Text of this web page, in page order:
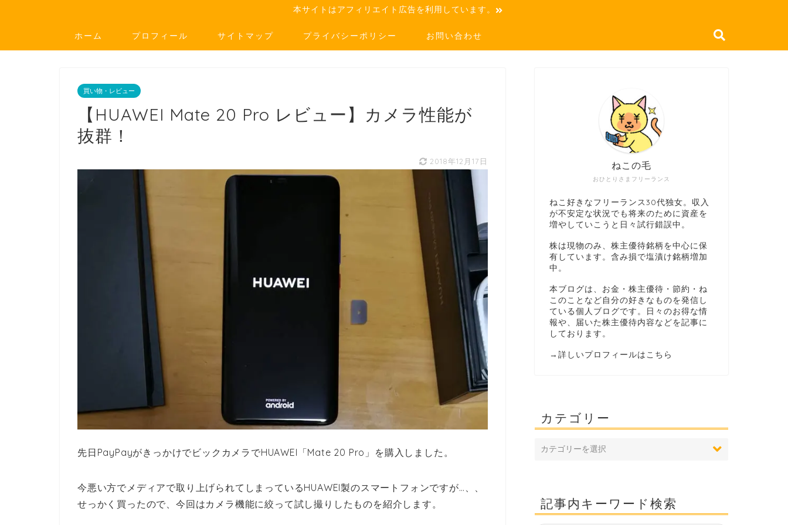
本サイトはアフィリエイト広告を利用しています。
ホーム プロフィール サイトマップ プライバシーポリシー お問い合わせ
買い物・レビュー
【HUAWEI Mate 20 Pro レビュー】カメラ性能が
抜群！
2018年12月17日
先日PayPayがきっかけでビックカメラでHUAWEI 「Mate 20 Pro」を購入しました。
今悪い方でメディアで取り上げられてしまっているHUAWEI製のスマートフォンですが…、、
せっかく買ったので、今回はカメラ機能に絞って試し撮りしたものを紹介します。
おひとりさまフリーランス
ねこの毛
ねこ好きなフリーランス30代独女。収入
が不安定な状況でも将来のために資産を
増やしていこうと日々試行錯誤中。
株は現物のみ、株主優待銘柄を中心に保
有しています。含み損で塩漬け銘柄増加
中。
本ブログは、お金・株主優待・節約・ね
このことなど自分の好きなものを発信し
ている個人ブログです。日々のお得な情
報や、届いた株主優待内容などを記事に
しております。
→ 詳しいプロフィールはこちら
カテゴリー
記事内キーワード検索